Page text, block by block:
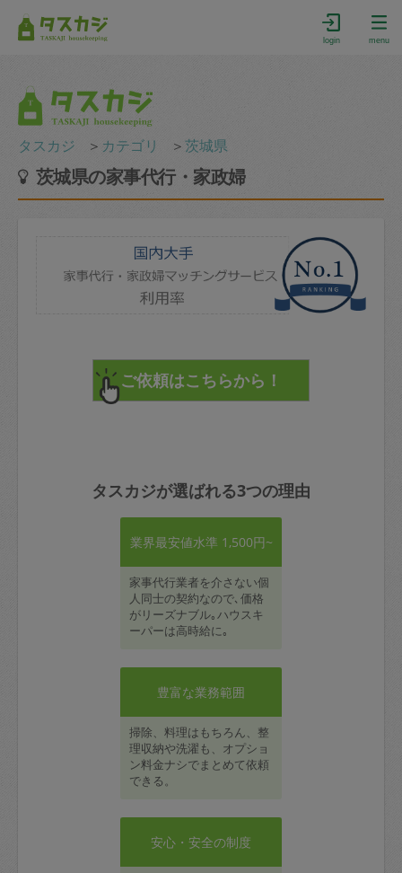
login menu
タスカジ ＞ カテゴリ ＞茨城県
茨城県の家事代行・家政婦
タスカジが選ばれる3つの理由
業界最安値水準 1,500円~
家事代行業者を介さない個
人同士の契約なので､価格
がリーズナブル｡ハウスキ
ーパーは高時給に｡
豊富な業務範囲
掃除、料理はもちろん、整
理収納や洗濯も、オプショ
ン料金ナシでまとめて依頼
できる。
安心・安全の制度